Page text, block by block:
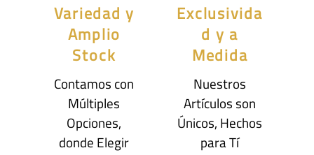
Variedad y
Amplio
Stock
Contamos con
Múltiples
Opciones,
donde Elegir
Exclusivida
d y a
Medida
Nuestros
Artículos son
Únicos, Hechos
para Tí